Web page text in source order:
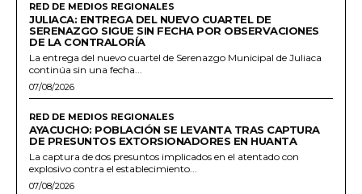
RED DE MEDIOS REGIONALES
JULIACA: ENTREGA DEL NUEVO CUARTEL DE
SERENAZGO SIGUE SIN FECHA POR OBSERVACIONES
DE LA CONTRALORÍA
La entrega del nuevo cuartel de Serenazgo Municipal de Juliaca
continúa sin una fecha...
07/08/2026
RED DE MEDIOS REGIONALES
AYACUCHO: POBLACIÓN SE LEVANTA TRAS CAPTURA
DE PRESUNTOS EXTORSIONADORES EN HUANTA
La captura de dos presuntos implicados en el atentado con
explosivo contra el establecimiento...
07/08/2026